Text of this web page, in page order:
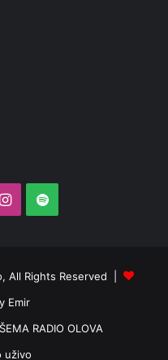
Instagram
Spotify
All Rights Reserved |
Emir
RADIO OLOVA
uživo